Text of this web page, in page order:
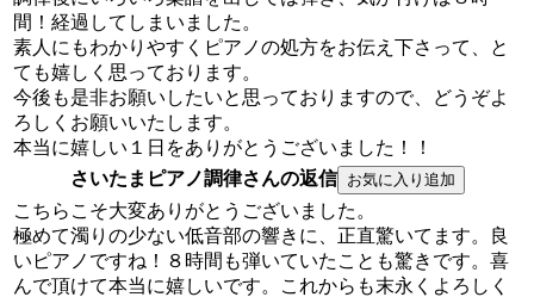
間！経過してしまいました。
素人にもわかりやすくピアノの処方をお伝え下さって、と
ても嬉しく思っております。
今後も是非お願いしたいと思っておりますので、どうぞよ
ろしくお願いいたします。
本当に嬉しい１日をありがとうございました！！
さいたまピアノ調律さんの返信
こちらこそ大変ありがとうございました。
極めて濁りの少ない低音部の響きに、正直驚いてます。良
いピアノですね！８時間も弾いていたことも驚きです。喜
んで頂けて本当に嬉しいです。これからも末永くよろしく